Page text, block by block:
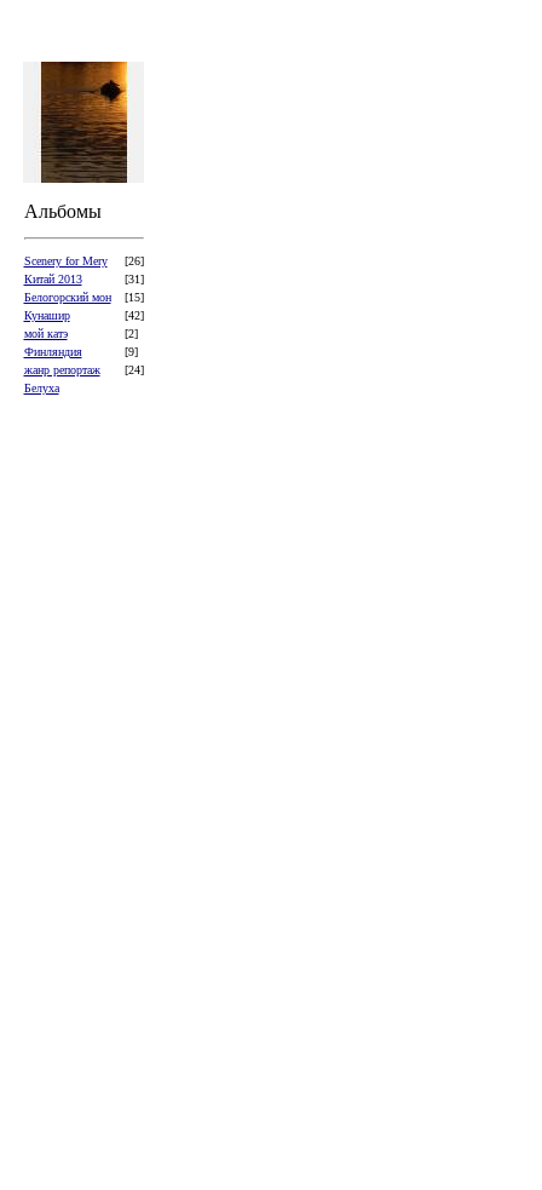
Альбомы
Scenery for Mery
[26]
Китай 2013
[31]
Белогорский мон
[15]
Кунашир
[42]
мой катэ
[2]
Финляндия
[9]
жанр репортаж
[24]
Белуха